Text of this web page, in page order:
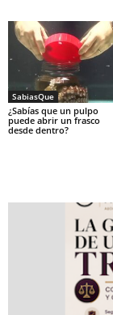
SabiasQue
¿Sabías que un pulpo
puede abrir un frasco
desde dentro?